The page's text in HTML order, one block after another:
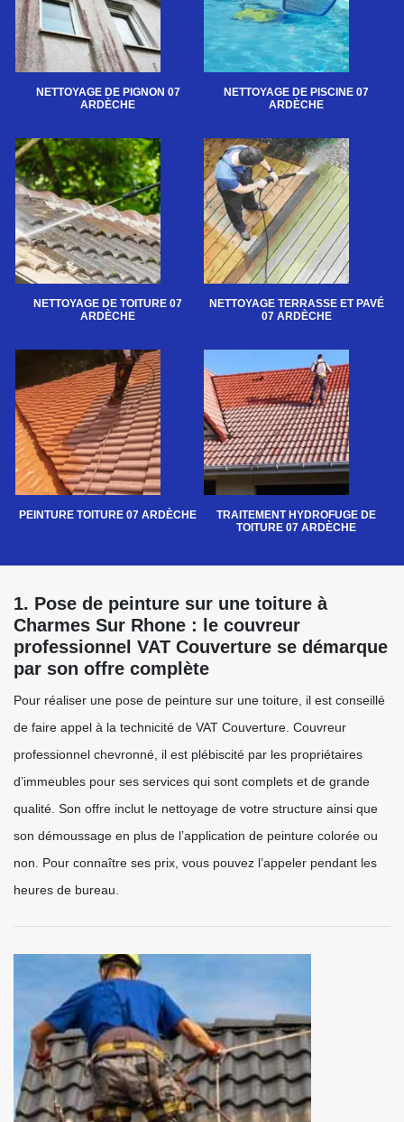
NETTOYAGE DE PIGNON 07
ARDÈCHE
NETTOYAGE DE PISCINE 07
ARDÈCHE
NETTOYAGE DE TOITURE 07
ARDÈCHE
NETTOYAGE TERRASSE ET PAVÉ
07 ARDÈCHE
PEINTURE TOITURE 07 ARDÈCHE
TRAITEMENT HYDROFUGE DE
TOITURE 07 ARDÈCHE
1. Pose de peinture sur une toiture à
Charmes Sur Rhone : le couvreur
professionnel VAT Couverture se démarque
par son offre complète
Pour réaliser une pose de peinture sur une toiture, il est conseillé
de faire appel à la technicité de VAT Couverture. Couvreur
professionnel chevronné, il est plébiscité par les propriétaires
d’immeubles pour ses services qui sont complets et de grande
qualité. Son offre inclut le nettoyage de votre structure ainsi que
son démoussage en plus de l’application de peinture colorée ou
non. Pour connaître ses prix, vous pouvez l’appeler pendant les
heures de bureau.